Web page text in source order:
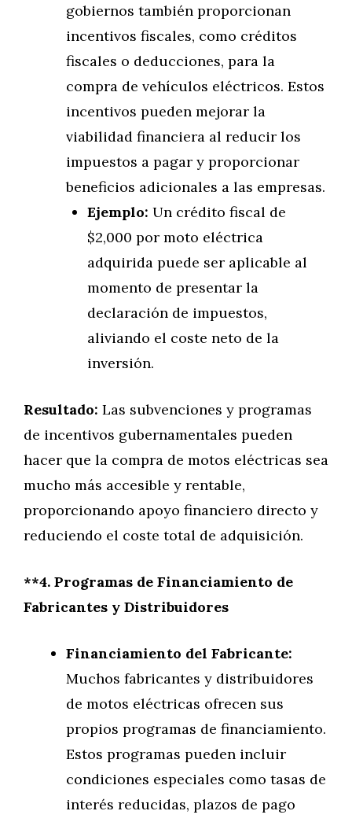
gobiernos también proporcionan
incentivos fiscales, como créditos
fiscales o deducciones, para la
compra de vehículos eléctricos. Estos
incentivos pueden mejorar la
viabilidad financiera al reducir los
impuestos a pagar y proporcionar
beneficios adicionales a las empresas.
Ejemplo: Un crédito fiscal de
$2,000 por moto eléctrica
adquirida puede ser aplicable al
momento de presentar la
declaración de impuestos,
aliviando el coste neto de la
inversión.
Resultado: Las subvenciones y programas
de incentivos gubernamentales pueden
hacer que la compra de motos eléctricas sea
mucho más accesible y rentable,
proporcionando apoyo financiero directo y
reduciendo el coste total de adquisición.
**4. Programas de Financiamiento de
Fabricantes y Distribuidores
Financiamiento del Fabricante:
Muchos fabricantes y distribuidores
de motos eléctricas ofrecen sus
propios programas de financiamiento.
Estos programas pueden incluir
condiciones especiales como tasas de
interés reducidas, plazos de pago